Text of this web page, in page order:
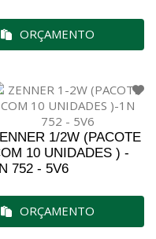
ORÇAMENTO
1/2W (PACOTE
10 UNIDADES ) -
752 - 5V6
ORÇAMENTO